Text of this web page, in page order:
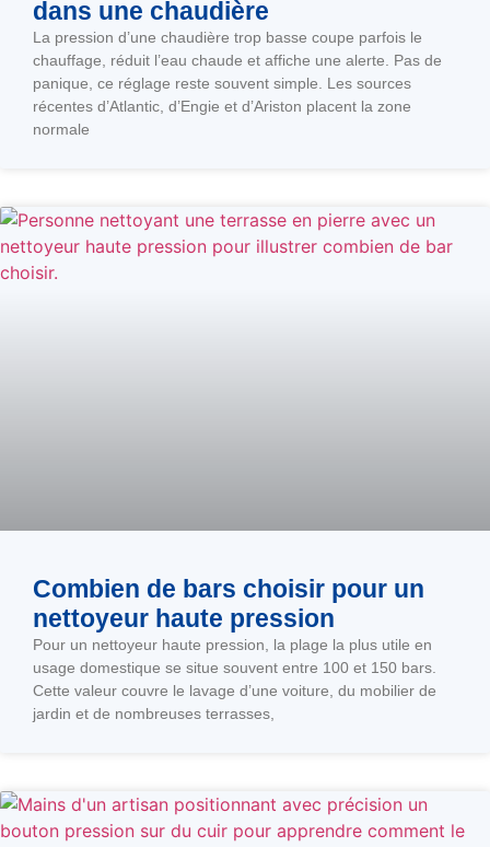
dans une chaudière
La pression d’une chaudière trop basse coupe parfois le
chauffage, réduit l’eau chaude et affiche une alerte. Pas de
panique, ce réglage reste souvent simple. Les sources
récentes d’Atlantic, d’Engie et d’Ariston placent la zone
normale
Combien de bars choisir pour un
nettoyeur haute pression
Pour un nettoyeur haute pression, la plage la plus utile en
usage domestique se situe souvent entre 100 et 150 bars.
Cette valeur couvre le lavage d’une voiture, du mobilier de
jardin et de nombreuses terrasses,